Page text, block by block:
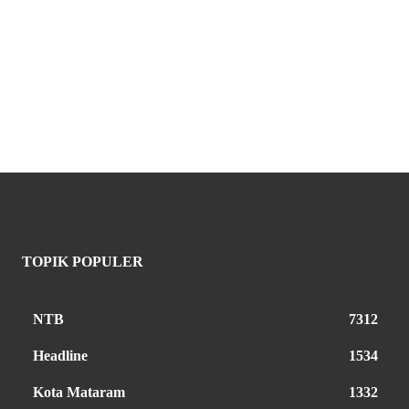
TOPIK POPULER
NTB 7312
Headline 1534
Kota Mataram 1332